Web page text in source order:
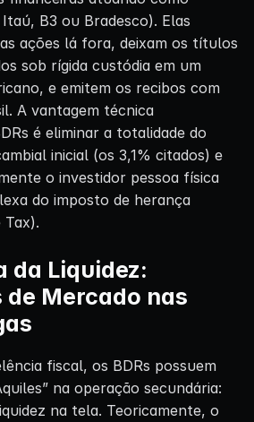
B3 ou Bradesco). Elas
ações lá fora, deixam os títulos
sob rígida custódia em um
e emitem os recibos com
A vantagem técnica
é eliminar a totalidade do
inicial (os 3,1% citados) e
o investidor pessoa física
do imposto de herança
da Liquidez:
de Mercado nas
fiscal, os BDRs possuem
na operação secundária:
na tela. Teoricamente, o